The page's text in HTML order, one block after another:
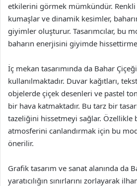
etkilerini görmek mümkündür.
kumaşlar ve dinamik kesimler,
giyimler oluşturur. Tasarımcılar, bu
baharın enerjisini giyimde
İç mekan tasarımında da Bahar
kullanılmaktadır. Duvar kağıtları,
objelerde çiçek desenleri ve pastel
bir hava katmaktadır. Bu tarz bir
tazeliğini hissetmeyi sağlar. Özellikle
atmosferini canlandırmak için bu
önerilir.
Grafik tasarım ve sanat alanında da
yaratıcılığın sınırlarını zorlayarak